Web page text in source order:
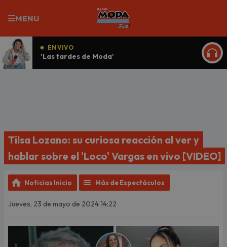
MENU
EN VIVO
'Las tardes de Moda'
Tilsa Lozano: su curiosa reacción al ver y
hablar sobre el 'Loco' Vargas en vivo [VIDEO]
Noticias Inicio Más de Espectáculos
Jueves, 23 de mayo de 2024 14:22